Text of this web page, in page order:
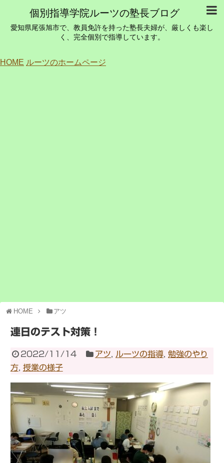
個別指導学院ルーツの塾長ブログ
愛知県尾張旭市で、教員免許を持った塾長夫婦が、厳しくも楽し
く、完全個別で指導しています。
HOME ルーツのホームページ
HOME アツ
連日のテスト対策！
2022/11/14 アツ ルーツの指導 ,勉強のやり
方, 授業の様子